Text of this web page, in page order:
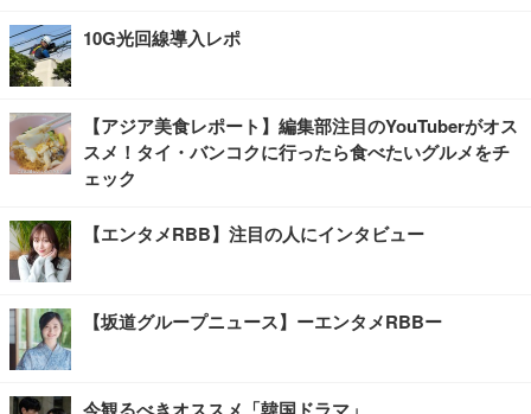
10G光回線導入レポ
【アジア美食レポート】編集部注目のYouTuberがオス
スメ！タイ・バンコクに行ったら食べたいグルメをチ
ェック
【エンタメRBB】注目の人にインタビュー
【坂道グループニュース】ーエンタメRBBー